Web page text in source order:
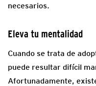
necesarios.
Eleva tu mentalidad
Cuando se trata de
puede resultar difícil
Afortunadamente,